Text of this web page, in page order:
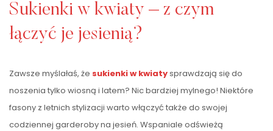
Sukienki w kwiaty – z czym
łączyć je jesienią?
Zawsze myślałaś, że sukienki w kwiatysprawdzają się do
noszenia tylko wiosną i latem? Nic bardziej mylnego! Niektóre
fasony z letnich stylizacji warto włączyć także do swojej
codziennej garderoby na jesień. Wspaniale odświeżą